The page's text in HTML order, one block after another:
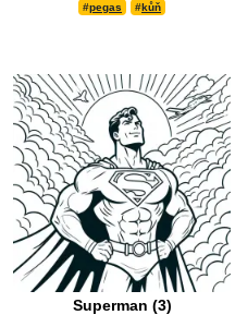
#pegas #kůň
Superman (3)